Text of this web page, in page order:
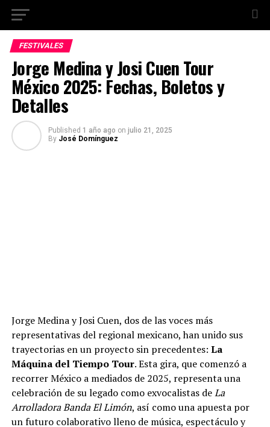
FESTIVALES
Jorge Medina y Josi Cuen Tour
México 2025: Fechas, Boletos y
Detalles
Published 1 año ago on julio 21, 2025
By José Domínguez
Jorge Medina y Josi Cuen, dos de las voces más
representativas del regional mexicano, han unido sus
trayectorias en un proyecto sin precedentes: La
Máquina del Tiempo Tour. Esta gira, que comenzó a
recorrer México a mediados de 2025, representa una
celebración de su legado como exvocalistas deLa
Arrolladora Banda El Limón, así como una apuesta por
un futuro colaborativo lleno de música, espectáculo y